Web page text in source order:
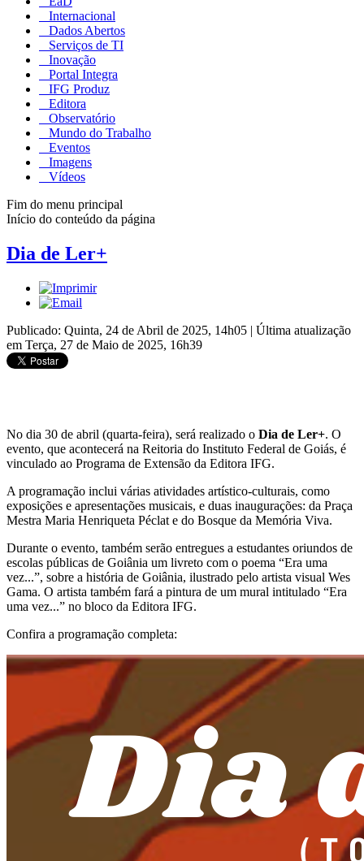
Internacional
Dados Abertos
Serviços de TI
Inovação
Portal Integra
IFG Produz
Editora
Observatório
Mundo do Trabalho
Eventos
Imagens
Vídeos
Fim do menu principal
Início do conteúdo da página
Dia de Ler+
Publicado: Quinta, 24 de Abril de 2025, 14h05 | Última atualização
em Terça, 27 de Maio de 2025, 16h39
No dia 30 de abril (quarta-feira), será realizado o Dia de Ler+. O
evento, que acontecerá na Reitoria do Instituto Federal de Goiás, é
vinculado ao Programa de Extensão da Editora IFG.
A programação inclui várias atividades artístico-culturais, como
exposições e apresentações musicais, e duas inaugurações: da Praça
Mestra Maria Henriqueta Péclat e do Bosque da Memória Viva.
Durante o evento, também serão entregues a estudantes oriundos de
escolas públicas de Goiânia um livreto com o poema “Era uma
vez...”, sobre a história de Goiânia, ilustrado pelo artista visual Wes
Gama. O artista também fará a pintura de um mural intitulado “Era
uma vez...” no bloco da Editora IFG.
Confira a programação completa: